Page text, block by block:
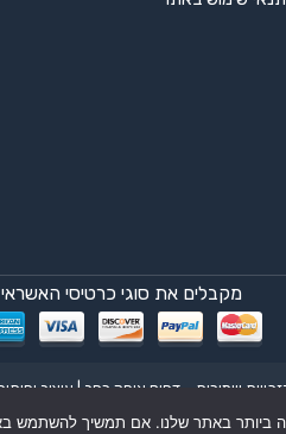
מקבלים את סוגי כרטיסי האשראי